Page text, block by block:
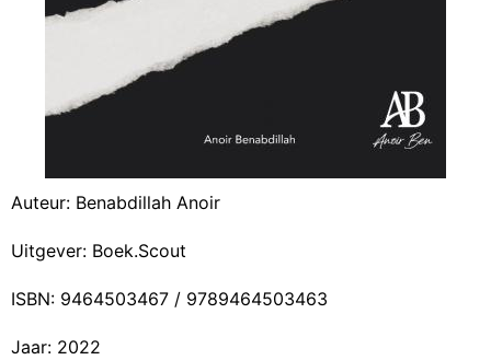
Auteur: Benabdillah Anoir
Uitgever: Boek.Scout
ISBN: 9464503467 / 9789464503463
Jaar: 2022